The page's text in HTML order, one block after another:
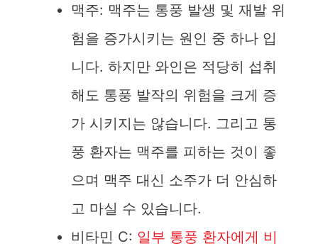
맥주: 맥주는 통풍 발생 및 재발 위
험을 증가시키는 원인 중 하나 입
니다. 하지만 와인은 적당히 섭취
해도 통풍 발작의 위험을 크게 증
가 시키지는 않습니다. 그리고 통
풍 환자는 맥주를 피하는 것이 좋
으며 맥주 대신 소주가 더 안심하
고 마실 수 있습니다.
비타민 C: 일부 통풍 환자에게 비